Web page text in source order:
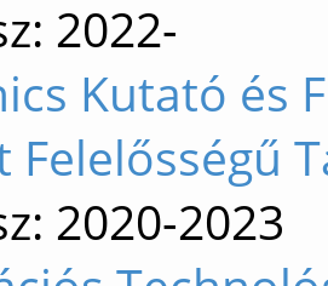
2022-
Kutató és
2020-2023